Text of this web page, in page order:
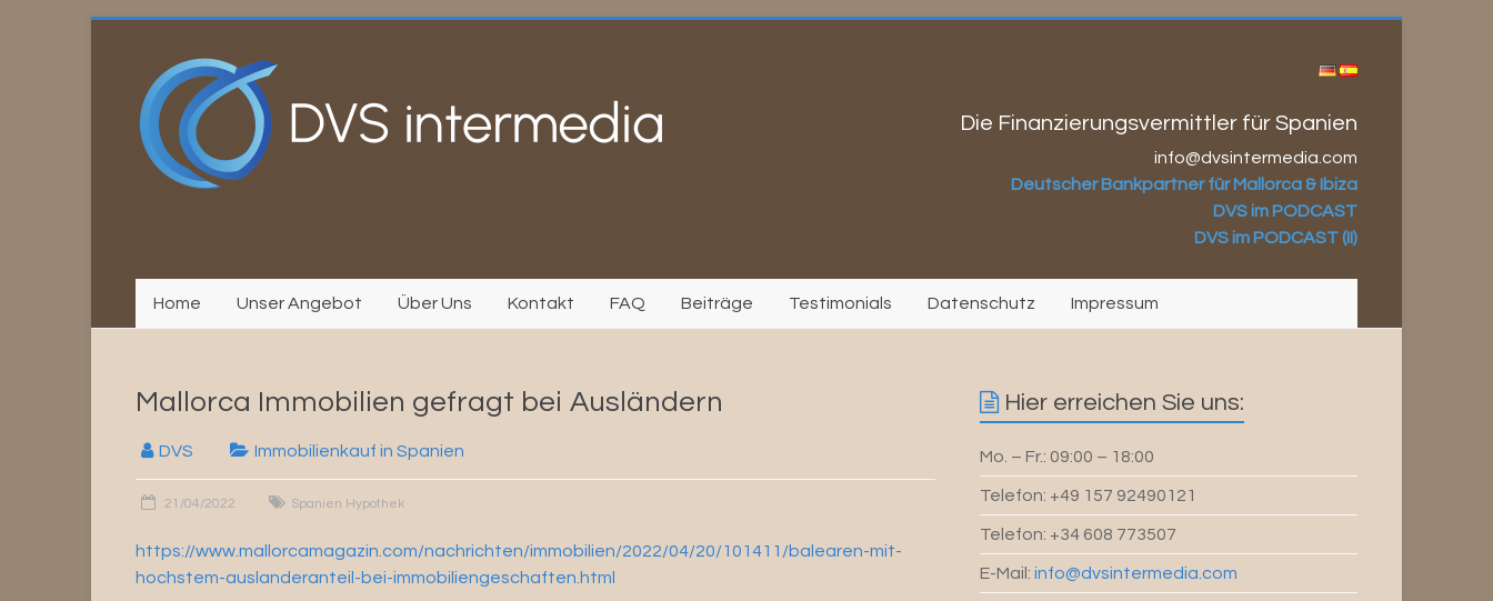
springen
Die Finanzierungsvermittler für Spanien
info@dvsintermedia.com
Deutscher Bankpartner für Mallorca & Ibiza
DVS im PODCAST
DVS im PODCAST (II)
Home Unser Angebot Über Uns Kontakt FAQ Beiträge Testimonials Datenschutz Impressum
Mallorca Immobilien gefragt bei Ausländern
DVS Immobilienkauf in Spanien
21/04/2022 Spanien Hypothek
https://www.mallorcamagazin.com/nachrichten/immobilien/2022/04/20/101411/balearen-mit-
hochstem-auslanderanteil-bei-immobiliengeschaften.html
Hier erreichen Sie uns:
Mo. – Fr.: 09:00 – 18:00
Telefon: +49 157 92490121
Telefon: +34 608 773507
E-Mail:info@dvsintermedia.com